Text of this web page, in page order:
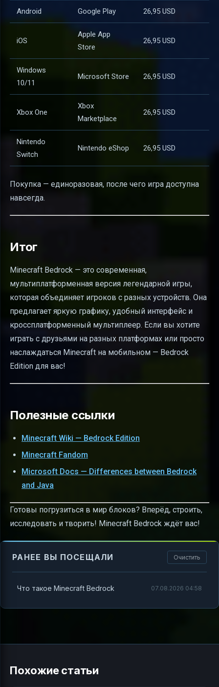
Android Google Play 26,95 USD
iOS
Apple App
Store
26,95 USD
Windows
10/11
Microsoft Store 26,95 USD
Xbox One
Xbox
Marketplace
26,95 USD
Nintendo
Switch
Nintendo eShop 26,95 USD
Покупка — единоразовая, после чего игра доступна
навсегда.
Итог
Minecraft Bedrock — это современная,
мультиплатформенная версия легендарной игры,
которая объединяет игроков с разных устройств. Она
предлагает яркую графику, удобный интерфейс и
кроссплатформенный мультиплеер. Если вы хотите
играть с друзьями на разных платформах или просто
наслаждаться Minecraft на мобильном — Bedrock
Edition для вас!
Полезные ссылки
Minecraft Wiki — Bedrock Edition
Minecraft Fandom
Microsoft Docs — Differences between Bedrock
and Java
Готовы погрузиться в мир блоков? Вперёд, строить,
исследовать и творить! Minecraft Bedrock ждёт вас!
РАНЕЕ ВЫ ПОСЕЩАЛИ Очистить
Что такое Minecraft Bedrock 07.08.2026 04:58
Похожие статьи